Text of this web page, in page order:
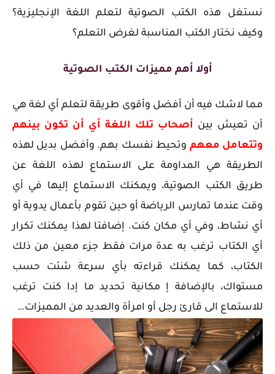
نستغل هذه الكتب الصوتية لتعلم اللغة الإنجليزية؟
وكيف نختار الكتب المناسبة لغرض التعلم؟
أولا أهم مميزات الكتب الصوتية
مما لاشك فيه أن أفضل وأقوى طريقة لتعلم أي لغة هي
أن تعيش بين أصحاب تلك اللغة أي أن تكون بينهم
وتتعامل معهم وتحيط نفسك بهم. وأفضل بديل لهذه
الطريقة هي المداومة على الاستماع لهذه اللغة عن
طريق الكتب الصوتية، ويمكنك الاستماع إليها في أي
وقت عندما تمارس الرياضة أو حين تقوم بأعمال يدوية أو
أي نشاط، وفي أي مكان كنت. إضافتا لهذا يمكنك تكرار
أي الكتاب ترغب به عدة مرات فقط جزء معين من ذلك
الكتاب، كما
يمكنك قراءته بأي سرعة شئت حسب
مستواك، بالإضافة إ مكانية تحديد ما إدا كنت ترغب
للاستماع الى قارئ رجل أو امرأة والعديد من المميزات…